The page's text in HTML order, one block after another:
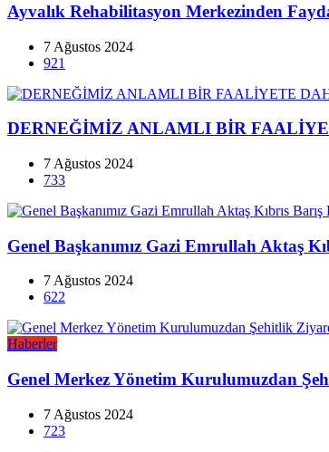
Ayvalık Rehabilitasyon Merkezinden
7 Ağustos 2024
921
DERNEĞİMİZ ANLAMLI BİR
7 Ağustos 2024
733
Genel Başkanımız Gazi Emrullah Aktaş
7 Ağustos 2024
622
Haberler
Genel Merkez Yönetim Kurulumuzdan
7 Ağustos 2024
723